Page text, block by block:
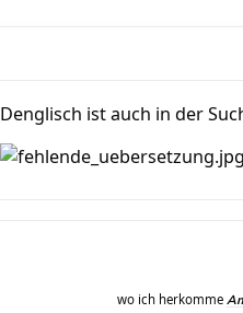
Denglisch ist auch in der
wo ich herkomme